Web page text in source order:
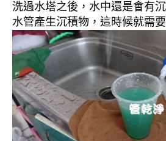
洗過水塔之後，水中還是會有
水管產生沉積物，這時候就需